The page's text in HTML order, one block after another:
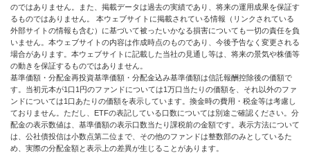
のではありません。また、掲載データは過去の実績であり、将来の運用成果を保証す
るものではありません。 本ウェブサイトに掲載されている情報（リンクされている
外部サイトの情報も含む）に基づいて被ったいかなる損害についても一切の責任を負
いません。本ウェブサイトの内容は作成時点のものであり、今後予告なく変更される
場合があります。本ウェブサイトに記載した当社の見通し等は、将来の景気や株価等
の動きを保証するものではありません。
基準価額・分配金再投資基準価額・分配金込み基準価額は信託報酬控除後の価額で
す。当初元本が1口1円のファンドについては1万口当たりの価額を、それ以外のファ
ンドについては1口あたりの価額を表示しています。換金時の費用・税金等は考慮し
ておりません。ただし、ETFの表記している口数については別途ご確認ください。分
配金の表示数値は、基準価額の表示口数当たり課税前の金額です。表示方法について
は、公社債投信は小数点第二位まで、その他のファンドは整数部のみとしているた
め、実際の分配金額と表示上の差異が生じることがあります。